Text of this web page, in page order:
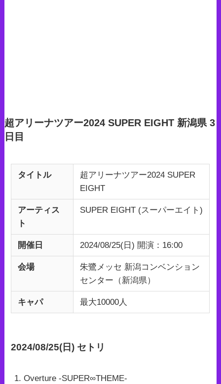
超アリーナツアー2024 SUPER EIGHT 新潟県 3
日目
タイトル
超アリーナツアー2024 SUPER
EIGHT
アーティス
ト
SUPER EIGHT (スーパーエイト)
開催日 2024/08/25(日) 開演：16:00
会場
朱鷺メッセ 新潟コンベンション
センター（新潟県）
キャパ 最大10000人
2024/08/25(日) セトリ
Overture -SUPER∞THEME-